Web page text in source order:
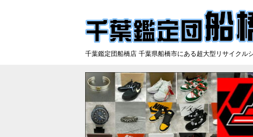
千葉鑑定団船橋店 千葉県船橋市にある超大型リサイク